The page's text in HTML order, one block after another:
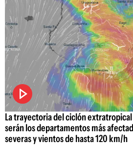
La trayectoria del ciclón
serán los departamentos más
severas y vientos de hasta 120 km/h